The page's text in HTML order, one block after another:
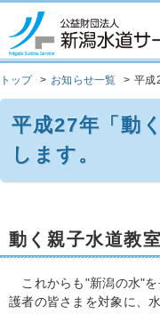
トップ お知らせ一覧 平成
平成27年「動
します。
動く親子水道教室
これからも"新潟の水"を
護者の皆さまを対象に、